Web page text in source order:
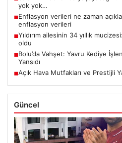
yok yok…
■Enflasyon verileri ne zaman
enflasyon verileri
■Yıldırım ailesinin 34 yıllık
oldu
■Bolu’da Vahşet: Yavru Kediye
Yansıdı
■Açık Hava Mutfakları ve Prestijli
Güncel